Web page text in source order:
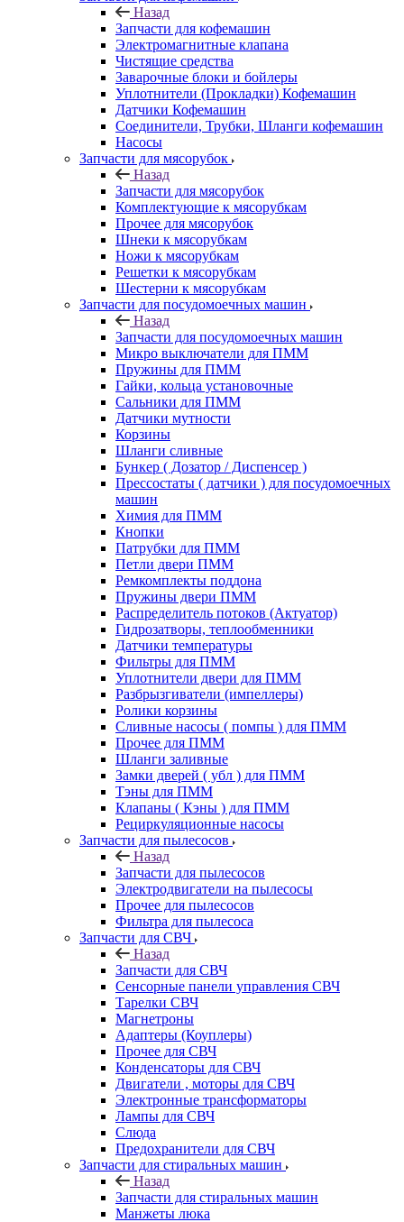
Назад
Запчасти для кофемашин
Электромагнитные клапана
Чистящие средства
Заварочные блоки и бойлеры
Уплотнители (Прокладки) Кофемашин
Датчики Кофемашин
Соединители, Трубки, Шланги кофемашин
Насосы
Запчасти для мясорубок
Назад
Запчасти для мясорубок
Комплектующие к мясорубкам
Прочее для мясорубок
Шнеки к мясорубкам
Ножи к мясорубкам
Решетки к мясорубкам
Шестерни к мясорубкам
Запчасти для посудомоечных машин
Назад
Запчасти для посудомоечных машин
Микро выключатели для ПММ
Пружины для ПММ
Гайки, кольца установочные
Сальники для ПММ
Датчики мутности
Корзины
Шланги сливные
Бункер ( Дозатор / Диспенсер )
Прессостаты ( датчики ) для посудомоечных
машин
Химия для ПММ
Кнопки
Патрубки для ПММ
Петли двери ПММ
Ремкомплекты поддона
Пружины двери ПММ
Распределитель потоков (Актуатор)
Гидрозатворы, теплообменники
Датчики температуры
Фильтры для ПММ
Уплотнители двери для ПММ
Разбрызгиватели (импеллеры)
Ролики корзины
Сливные насосы ( помпы ) для ПММ
Прочее для ПММ
Шланги заливные
Замки дверей ( убл ) для ПММ
Тэны для ПММ
Клапаны ( Кэны ) для ПММ
Рециркуляционные насосы
Запчасти для пылесосов
Назад
Запчасти для пылесосов
Электродвигатели на пылесосы
Прочее для пылесосов
Фильтра для пылесоса
Запчасти для СВЧ
Назад
Запчасти для СВЧ
Сенсорные панели управления СВЧ
Тарелки СВЧ
Магнетроны
Адаптеры (Коуплеры)
Прочее для СВЧ
Конденсаторы для СВЧ
Двигатели , моторы для СВЧ
Электронные трансформаторы
Лампы для СВЧ
Слюда
Предохранители для СВЧ
Запчасти для стиральных машин
Назад
Запчасти для стиральных машин
Манжеты люка